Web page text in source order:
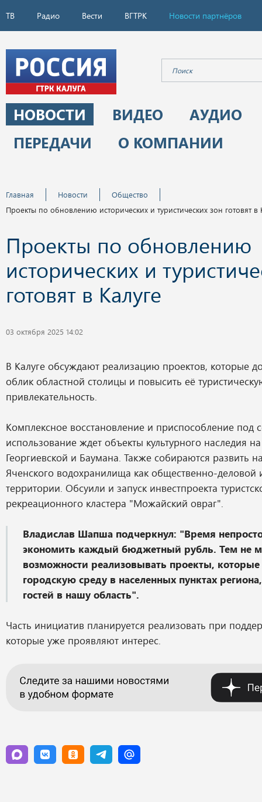
ТВ Радио Вести ВГТРК Новости партнёров
НОВОСТИ ВИДЕО
АУДИО
ПЕРЕДАЧИ
О КОМПАНИИ
Главная Новости
Общество
Проекты по обновлению исторических и туристических зон готовят в
Проекты по обновлению
исторических и
готовят в Калуге
03 октября 2025 14:02
В Калуге обсуждают реализацию проектов, которые
облик областной столицы и повысить её
привлекательность.
Комплексное восстановление и приспособление под
использование ждет объекты культурного наследия
Георгиевской и Баумана. Также собираются развить
Яченского водохранилища как общественно-деловой
территории. Обсуили и запуск инвестпроекта
рекреационного кластера "Можайский овраг".
Владислав Шапша подчеркнул: "Время
экономить каждый бюджетный рубль. Тем не
возможности реализовывать проекты,
городскую среду в населенных пунктах
гостей в нашу область".
Часть инициатив планируется реализовать при
которые уже проявляют интерес.